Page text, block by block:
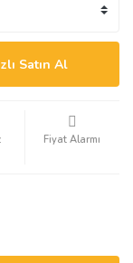
Satın Al
Fiyat Alarmı